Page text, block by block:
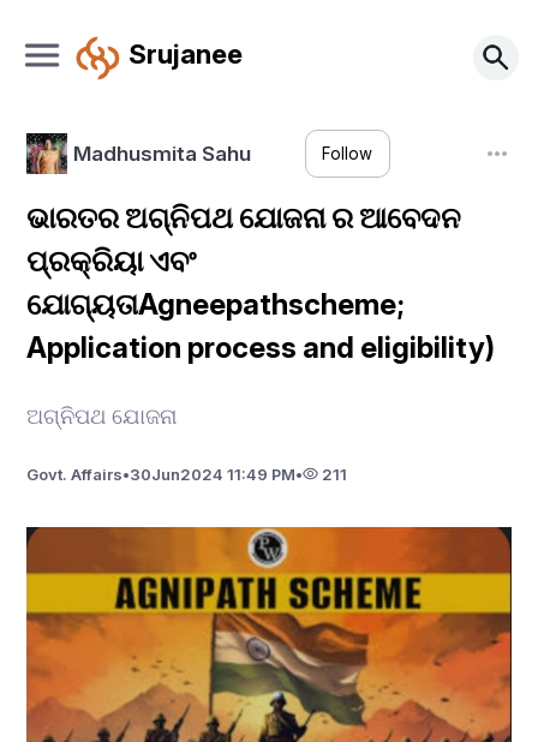
Srujanee
Madhusmita Sahu Follow
ଭାରତର ଅଗ୍ନିପଥ ଯୋଜନା ର ଆବେଦନ
ପ୍ରକ୍ରିୟା ଏବଂ
ଯୋଗ୍ୟତାAgneepathscheme;
Application process and eligibility)
ଅଗ୍ନିପଥ ଯୋଜନା
Govt. Affairs•30Jun2024 11:49 PM• 211